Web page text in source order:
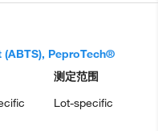
(ABTS), PeproTech®
测定范围
Lot-specific